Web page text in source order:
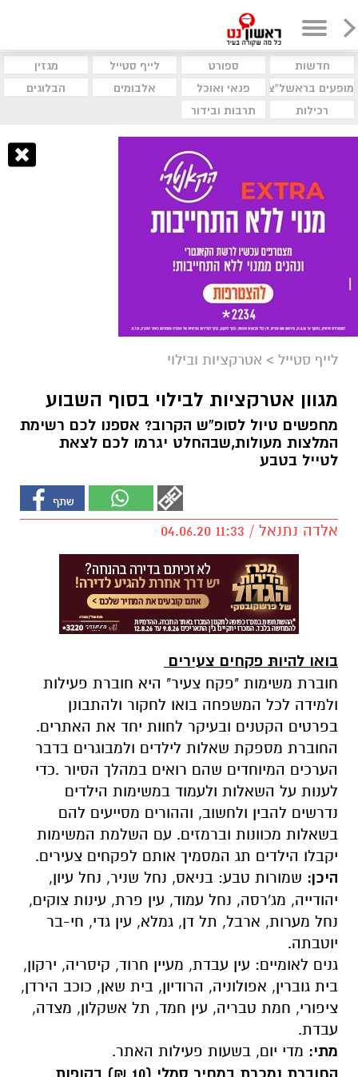
חדשות ספורט לייף סטייל
מגזין
מופעים בראשל"צ
פנאי ואוכל אלבומים
הבלוגים
רכילות
תרבות ובידור
לייף סטייל > אטרקציות ובילוי
מגוון אטרקציות לבילוי בסוף השבוע
מחפשים טיול לסופ”ש הקרוב? אספנו לכם רשימת
המלצות מעולות,שבהחלט יגרמו לכם לצאת
לטייל בטבע
אלדה נתנאל / 11:33 04.06.20
בואו להיותּ פקחים צעירים
חוברת משימות "פקח צעיר" היא חוברת פעילות
ולמידה לכל המשפחה בואו לחקור ולהתבונן
בפרטים הקטנים ובעיקר לחוות יחד את האתרים.
החוברת מספקת שאלות לילדים ולמבוגרים בדבר
הערכים המיוחדים שהם רואים במהלך הסיור .כדי
לענות על השאלות ולעמוד במשימות הילדים
נדרשים להבין ולחשוב, וההורים מסייעים להם
בשאלות מכוונות וברמזים. עם השלמת המשימות
יקבלו הילדים תג המסמיך אותם לפקחים צעירים.
היכן: שמורות טבע: בניאס, נחל שניר, נחל עיון,
יהודייה, מג'רסה, נחל עמוד, עין פרת, עינות צוקים,
נחל מערות, ארבל, תל דן, גמלא, עין גדי, חי-בר
יוטבתה.
גנים לאומיים: עין עבדת, מעיין חרוד, קיסריה, ירקון,
בית גוברין, אפולוניה, הרודיון, בית שאן, כוכב הירדן,
ציפורי, חמת טבריה, עין חמד, תל אשקלון, מצדה,
עבדת.
מתי: מדי יום, בשעות פעילות האתר.